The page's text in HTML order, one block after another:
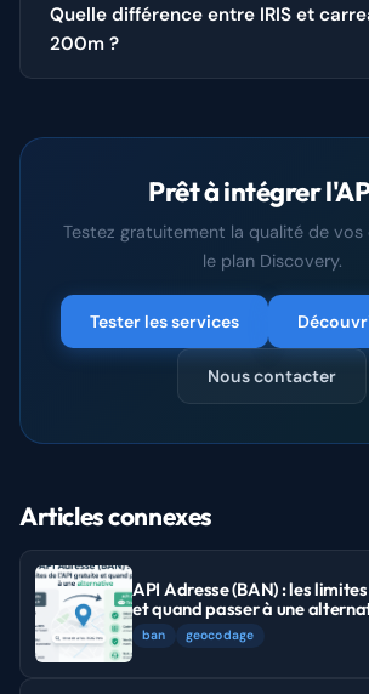
Quelle différence entre IRIS et
200m ?
Prêt à intégrer
Testez gratuitement la qualité de vos
le plan Discovery.
Tester les services
Nous contacter
Articles connexes
API Adresse (BAN) : les
et quand passer à une
ban geocodage